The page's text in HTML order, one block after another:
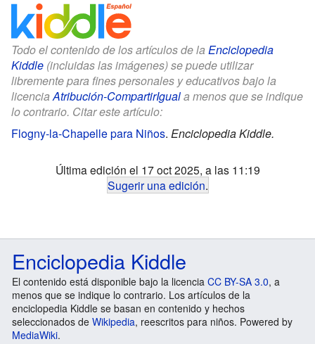
Todo el contenido de los artículos de la Enciclopedia
Kiddle (incluidas las imágenes) se puede utilizar
libremente para fines personales y educativos bajo la
licenciaAtribución-CompartirIguala menos que se indique
lo contrario. Citar este artículo:
Flogny-la-Chapelle para Niños. Enciclopedia Kiddle.
Última edición el 17 oct 2025, a las 11:19
Sugerir una edición.
Enciclopedia Kiddle
El contenido está disponible bajo la licencia CC BY-SA 3.0, a
menos que se indique lo contrario. Los artículos de la
enciclopedia Kiddle se basan en contenido y hechos
seleccionados de Wikipedia, reescritos para niños. Powered by
MediaWiki.